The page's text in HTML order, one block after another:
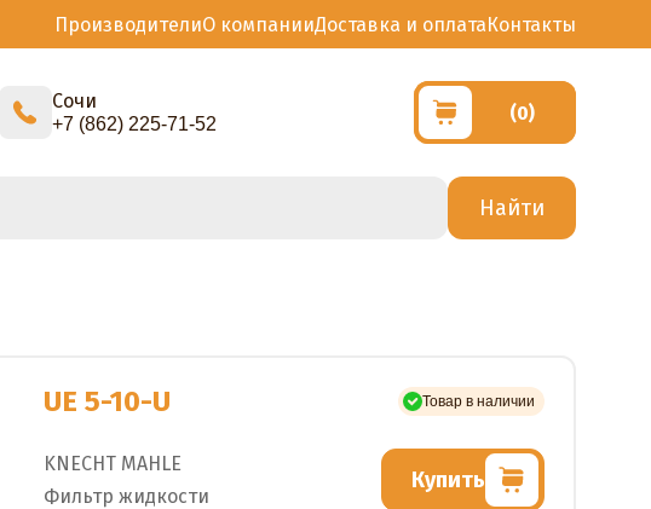
(0)
ПроизводителиО компанииДоставка и оплатаКонтакты
Сочи
+7 (862) 225-71-52
UE 5-10-U Товар в наличии
KNECHT MAHLE
Фильтр жидкости
Купить